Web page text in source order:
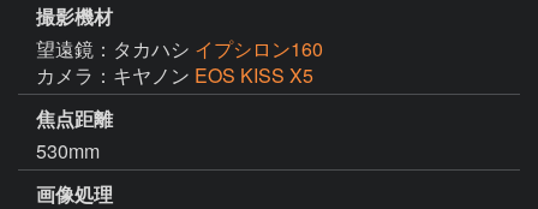
撮影機材
望遠鏡：タカハシ イプシロン160
カメラ：キヤノン EOS KISS X5
焦点距離
530mm
画像処理